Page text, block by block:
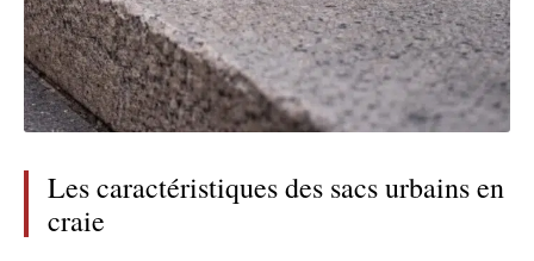
Les caractéristiques des sacs urbains en
craie